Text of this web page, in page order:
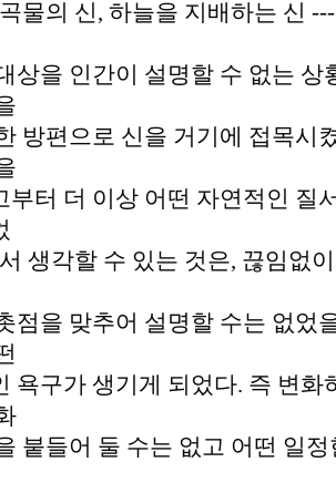
물의 신, 하늘을 지배하는 신
상을 인간이 설명할 수 없는
방편으로 신을 거기에 접목시
부터 더 이상 어떤 자연적인 질
생각할 수 있는 것은, 끊임없
점을 맞추어 설명할 수는 없었
욕구가 생기게 되었다. 즉 변
붙들어 둘 수는 없고 어떤 일